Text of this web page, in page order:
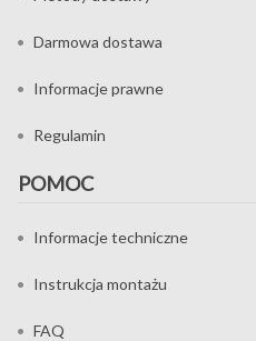
Darmowa dostawa
Informacje prawne
Regulamin
POMOC
Informacje techniczne
Instrukcja montażu
FAQ